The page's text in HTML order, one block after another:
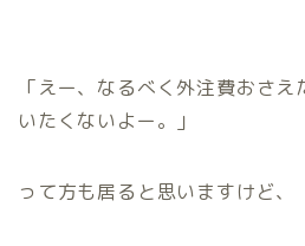
「えー、なるべく外注費おさ
いたくないよー。」
って方も居ると思いますけど、